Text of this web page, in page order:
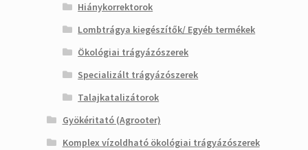
Hiánykorrektorok
Lombtrágya kiegészítők/ Egyéb termékek
Ökológiai trágyázószerek
Specializált trágyázószerek
Talajkatalizátorok
Gyökéritató (Agrooter)
Komplex vízoldható ökológiai trágyázószerek